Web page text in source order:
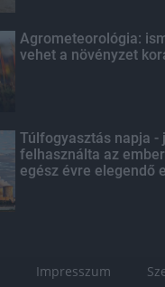
Agrometeorológia:
vehet a növényzet
Túlfogyasztás napja -
felhasználta az
egész évre elegendő
Impresszum